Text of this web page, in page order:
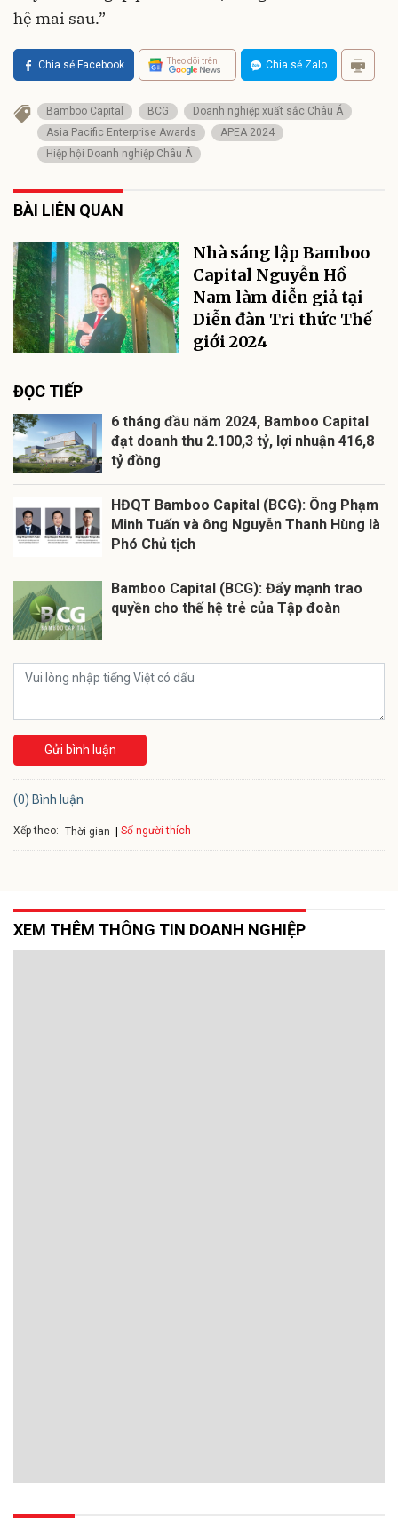
hệ mai sau.”
Chia sẻ Facebook Theo dõi trên Chia sẻ Zalo
Bamboo Capital BCG
Doanh nghiệp xuất sắc Châu Á
Asia Pacific Enterprise Awards
APEA 2024
Hiệp hội Doanh nghiệp Châu Á
BÀI LIÊN QUAN
Nhà sáng lập Bamboo
Capital Nguyễn Hồ
Nam làm diễn giả tại
Diễn đàn Tri thức Thế
giới 2024
ĐỌC TIẾP
6 tháng đầu năm 2024, Bamboo Capital
đạt doanh thu 2.100,3 tỷ, lợi nhuận 416,8
tỷ đồng
HĐQT Bamboo Capital (BCG): Ông Phạm
Minh Tuấn và ông Nguyễn Thanh Hùng là
Phó Chủ tịch
Bamboo Capital (BCG): Đẩy mạnh trao
quyền cho thế hệ trẻ của Tập đoàn
Gửi bình luận
(0) Bình luận
Xếp theo: Thời gian Số người thích
XEM THÊM THÔNG TIN DOANH NGHIỆP